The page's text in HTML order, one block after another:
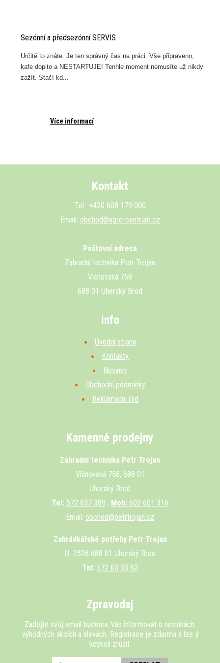
Sezónní a předsezónní SERVIS
Určitě to znáte. Je ten správný čas na práci. Vše připraveno,
kafe dopito a NESTARTUJE! Tenhle moment nemusíte už nikdy
zažít. Stačí kd...
Více informací
Kontakt
Tel.: +420 608 179 000
Email: obchod@agro-centrum.cz
Poštovní adresa
Zahradní technika Petr Trojan
Vlčnovská 758
688 01 Uherský Brod
Info
Úvodní strana
Kontakty
Novinky
Obchodní podmínky
Reklamační řád
Kamenné prodejny
Zahradní technika Petr Trojan
Vlčnovská 758, 688 01
Uherský Brod
Tel: 572 637 389 , Mob: 602 601 316
Email: obchod@petrtrojan.cz
Zahrádkářské potřeby Petr Trojan
U 2526 688 01 Uherský Brod
Tel: 572 63 33 62
Zpravodaj
Zadejte svůj email budeme Vás informovat o novinkách,
výhodných akcích a slevách. Registrace je zdarma a lze ji
kdykoli zrušit.